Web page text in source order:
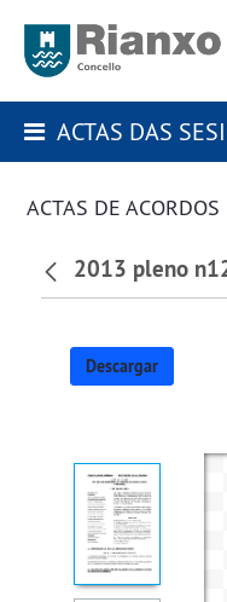
ACTAS DAS
2013 pleno
Descargar